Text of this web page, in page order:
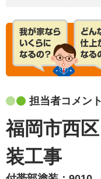
担当者コメント
福岡市西
装工事